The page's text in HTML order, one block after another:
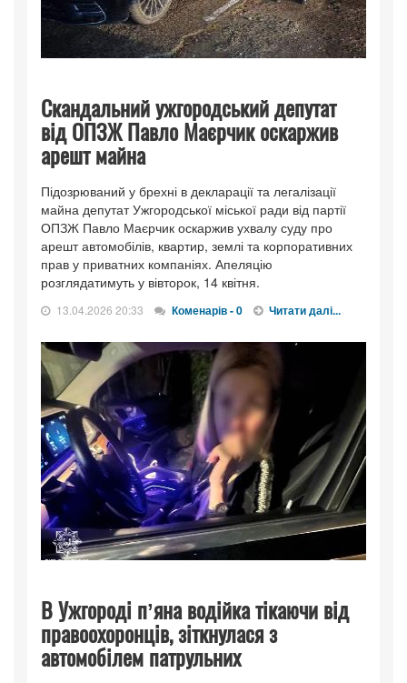
Скандальний ужгородський депутат
від ОПЗЖ Павло Маєрчик оскаржив
арешт майна
Підозрюваний у брехні в декларації та легалізації
майна депутат Ужгородської міської ради від партії
ОПЗЖ Павло Маєрчик оскаржив ухвалу суду про
арешт автомобілів, квартир, землі та корпоративних
прав у приватних компаніях. Апеляцію
розглядатимуть у вівторок, 14 квітня.
13.04.2026 20:33 Коменарів - 0 Читати далі...
В Ужгороді пʼяна водійка тікаючи від
правоохоронців, зіткнулася з
автомобілем патрульних